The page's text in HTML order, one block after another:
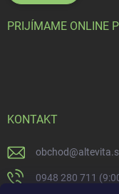
PRIJÍMAME ONLINE
KONTAKT
obchod@
0948 280 711